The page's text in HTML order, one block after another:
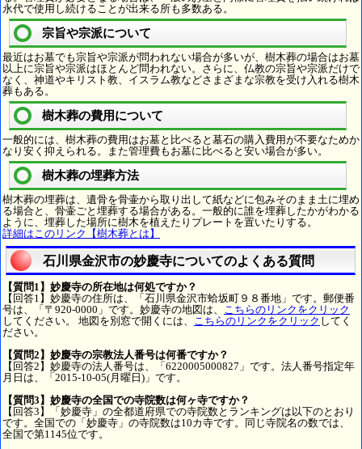
永代で使用し続けることが出来る所も多数ある。
宗旨や宗派について
最近はお墓でも宗旨や宗派が問われない場合が多いが、樹木葬の場合はお墓
以上に宗旨や宗派はほとんど問われない。さらに、仏教の宗旨や宗派だけで
なく、神道やキリスト教、イスラム教などさまざまな宗教を受け入れる樹木
葬もある。
樹木葬の費用について
一般的には、樹木葬の費用はお墓と比べると墓石の購入費用が不要なためか
なり安く抑えられる。また管理費もお墓に比べると安い場合が多い。
樹木葬の埋葬方法
樹木葬の埋葬は、遺骨を骨壷から取り出して紙などに包みそのまま土に埋め
る場合と、骨壷ごと埋葬する場合がある。一般的に誰を埋葬したかがわかる
ように、埋葬した場所に樹木を植えたりプレートを置いたりする。
詳細はこのリンク【樹木葬とは】
石川県金沢市の妙慶寺についてのよくある質問
【質問1】妙慶寺の所在地は何処ですか？
【回答1】妙慶寺の住所は、「石川県金沢市蛤坂町９８番地」です。郵便番
号は、「〒920-0000」です。妙慶寺の地図は、 こちらのリンクをクリック
してください。 地図を別窓で開くには、 こちらのリンクをクリック してく
ださい。
【質問2】妙慶寺の宗教法人番号は何番ですか？
【回答2】妙慶寺の法人番号は、「6220005000827」です。法人番号指定年
月日は、「2015-10-05(月曜日)」です。
【質問3】妙慶寺の全国での寺院数は何ヶ寺ですか？
【回答3】「妙慶寺」の全都道府県での寺院数とランキングは以下のとおり
です。全国での「妙慶寺」の寺院数は10カ寺です。同じ寺院名の数では、
全国で第1145位です。